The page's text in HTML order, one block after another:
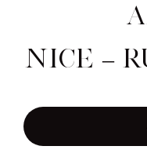
Nice –